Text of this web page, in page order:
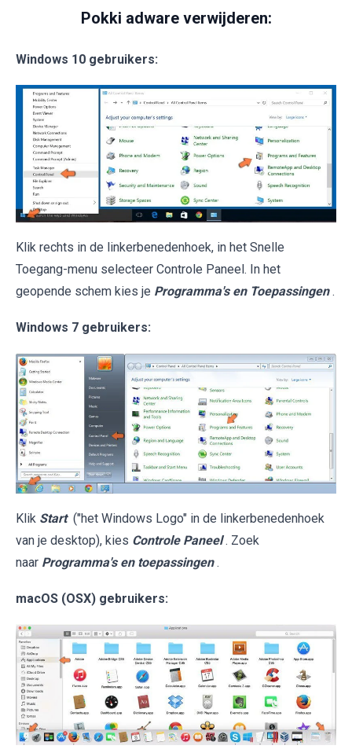
Pokki adware verwijderen:
Windows 10 gebruikers:
Klik rechts in de linkerbenedenhoek, in het Snelle
Toegang-menu selecteer Controle Paneel. In het
geopende schem kies je Programma's en Toepassingen .
Windows 7 gebruikers:
Klik Start ("het Windows Logo" in de linkerbenedenhoek
van je desktop), kies Controle Paneel . Zoek
naar Programma's en toepassingen .
macOS (OSX) gebruikers: